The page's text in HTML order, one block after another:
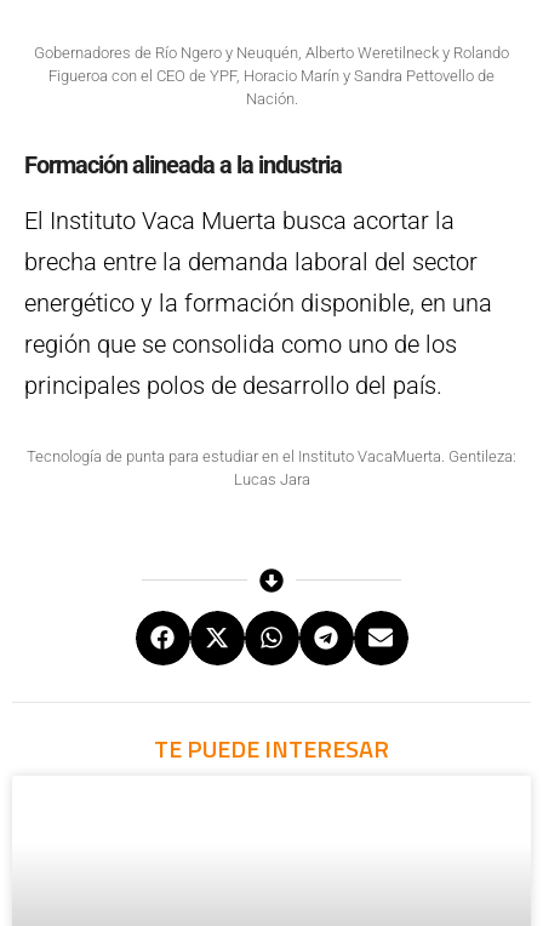
Gobernadores de Río Ngero y Neuquén, Alberto Weretilneck y Rolando
Figueroa con el CEO de YPF, Horacio Marín y Sandra Pettovello de
Nación.
Formación alineada a la industria
El Instituto Vaca Muerta busca acortar la
brecha entre la demanda laboral del sector
energético y la formación disponible, en una
región que se consolida como uno de los
principales polos de desarrollo del país.
Tecnología de punta para estudiar en el Instituto VacaMuerta. Gentileza:
Lucas Jara
TE PUEDE INTERESAR